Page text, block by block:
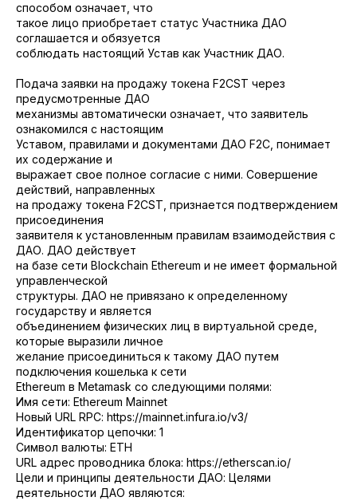
способом означает, что
такое лицо приобретает статус Участника ДАО
соглашается и обязуется
соблюдать настоящий Устав как Участник ДАО.
Подача заявки на продажу токена F2CST через
предусмотренные ДАО
механизмы автоматически означает, что заявитель
ознакомился с настоящим
Уставом, правилами и документами ДАО F2C, понимает
их содержание и
выражает свое полное согласие с ними. Совершение
действий, направленных
на продажу токена F2CST, признается подтверждением
присоединения
заявителя к установленным правилам взаимодействия с
ДАО. ДАО действует
на базе сети Blockchain Ethereum и не имеет формальной
управленческой
структуры. ДАО не привязано к определенному
государству и является
объединением физических лиц в виртуальной среде,
которые выразили личное
желание присоединиться к такому ДАО путем
подключения кошелька к сети
Ethereum в Metamask со следующими полями:
Имя сети: Ethereum Mainnet
Новый URL RPC: https://mainnet.infura.io/v3/
Идентификатор цепочки: 1
Символ валюты: ETH
URL адрес проводника блока: https://etherscan.io/
Цели и принципы деятельности ДАО: Целями
деятельности ДАО являются: